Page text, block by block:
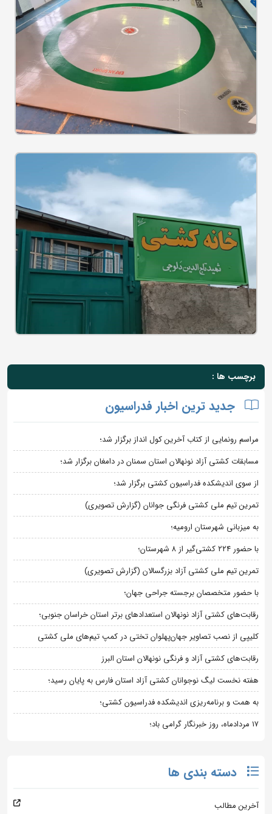
برچسب ها :
جدید ترین اخبار فدراسیون
مراسم رونمایی از کتاب آخرین کول انداز برگزار شد؛
مسابقات کشتی آزاد نونهالان استان سمنان در دامغان برگزار شد؛
از سوی اندیشکده فدراسیون کشتی برگزار شد؛
تمرین تیم ملی کشتی فرنگی جوانان (گزارش تصویری)
به میزبانی شهرستان ارومیه؛
با حضور ۲۲۴ کشتی‌گیر از ۸ شهرستان؛
تمرین تیم ملی کشتی آزاد بزرگسالان (گزارش تصویری)
با حضور متخصصان برجسته جراحی جهان؛
رقابت‌های کشتی آزاد نونهالان استعدادهای برتر استان خراسان جنوبی؛
کلیپی از نصب تصاویر جهان‌پهلوان تختی در کمپ تیم‌های ملی کشتی
رقابت‌های کشتی آزاد و فرنگی نونهالان استان البرز
هفته نخست لیگ نوجوانان کشتی آزاد استان فارس به پایان رسید؛
به همت و برنامه‌ریزی اندیشکده فدراسیون کشتی؛
۱۷ مردادماه، روز خبرنگار گرامی باد؛
دسته بندی ها
آخرین مطالب